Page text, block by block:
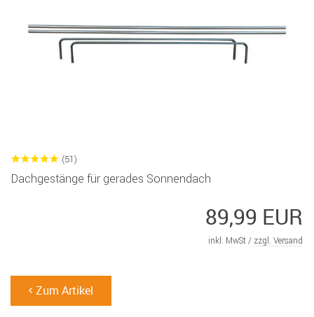
(51)
Dachgestänge für gerades Sonnendach
89,99 EUR
inkl. MwSt / zzgl. Versand
Zum Artikel